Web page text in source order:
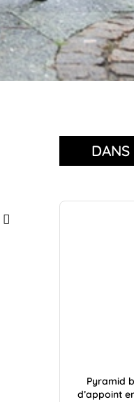
DANS
Pyramid
d’appoint